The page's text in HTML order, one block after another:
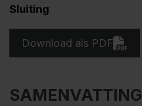
Sluiting
Download als PDF
SAMENVATTING